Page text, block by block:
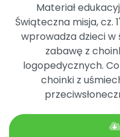
Materiał
Świąteczna misja,
wprowadza dzieci
zabawę z
logopedycznych.
choinki z